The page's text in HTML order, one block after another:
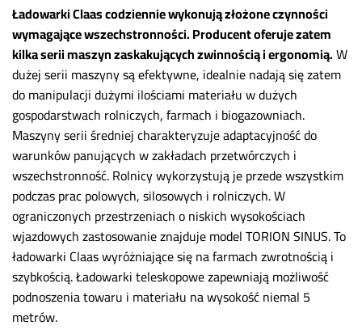
Ładowarki Claas codziennie wykonują złożone czynności
wymagające wszechstronności. Producent oferuje zatem
kilka serii maszyn zaskakujących zwinnością i ergonomią.W
dużej serii maszyny są efektywne, idealnie nadają się zatem
do manipulacji dużymi ilościami materiału w dużych
gospodarstwach rolniczych, farmach i biogazowniach.
Maszyny serii średniej charakteryzuje adaptacyjność do
warunków panujących w zakładach przetwórczych i
wszechstronność. Rolnicy wykorzystują je przede wszystkim
podczas prac polowych, silosowych i rolniczych. W
ograniczonych przestrzeniach o niskich wysokościach
wjazdowych zastosowanie znajduje model TORION SINUS. To
ładowarki Claas wyróżniające się na farmach zwrotnością i
szybkością. Ładowarki teleskopowe zapewniają możliwość
podnoszenia towaru i materiału na wysokość niemal 5
metrów.